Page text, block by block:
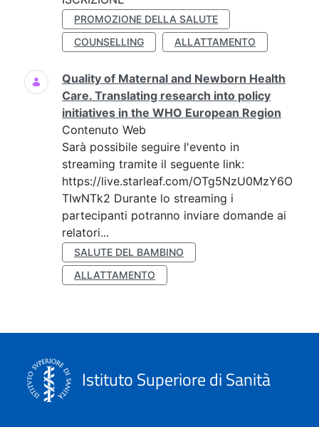
PROMOZIONE DELLA SALUTE
COUNSELLING
ALLATTAMENTO
Quality of Maternal and Newborn Health
Care. Translating research into policy
initiatives in the WHO European Region
Contenuto Web
Sarà possibile seguire l'evento in
streaming tramite il seguente link:
https://live.starleaf.com/OTg5NzU0MzY6O
TIwNTk2 Durante lo streaming i
partecipanti potranno inviare domande ai
relatori...
SALUTE DEL BAMBINO
ALLATTAMENTO
Istituto Superiore di Sanità